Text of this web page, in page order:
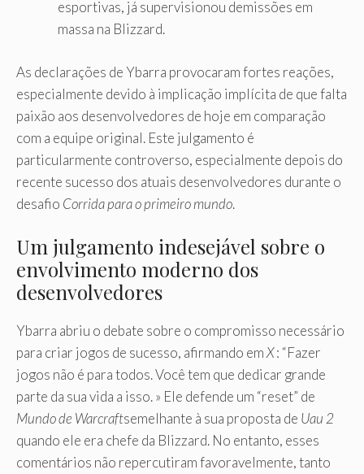
esportivas, já supervisionou demissões em
massa na Blizzard.
As declarações de Ybarra provocaram fortes reações,
especialmente devido à implicação implícita de que falta
paixão aos desenvolvedores de hoje em comparação
com a equipe original. Este julgamento é
particularmente controverso, especialmente depois do
recente sucesso dos atuais desenvolvedores durante o
desafio Corrida para o primeiro mundo.
Um julgamento indesejável sobre o
envolvimento moderno dos
desenvolvedores
Ybarra abriu o debate sobre o compromisso necessário
para criar jogos de sucesso, afirmando emX: “Fazer
jogos não é para todos. Você tem que dedicar grande
parte da sua vida a isso. » Ele defende um “reset” de
Mundo de Warcraftsemelhante à sua proposta de Uau 2
quando ele era chefe da Blizzard. No entanto, esses
comentários não repercutiram favoravelmente, tanto